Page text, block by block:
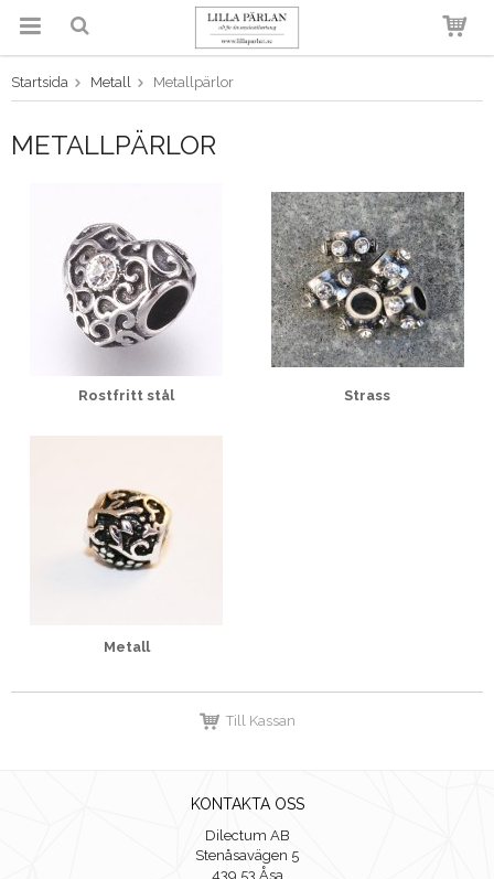
Produkten har blivit tillagd i
varukorgen
Startsida Metall Metallpärlor
METALLPÄRLOR
Rostfritt stål Strass
Metall
Till Kassan
KONTAKTA OSS
Dilectum AB
Stenåsavägen 5
439 53 Åsa